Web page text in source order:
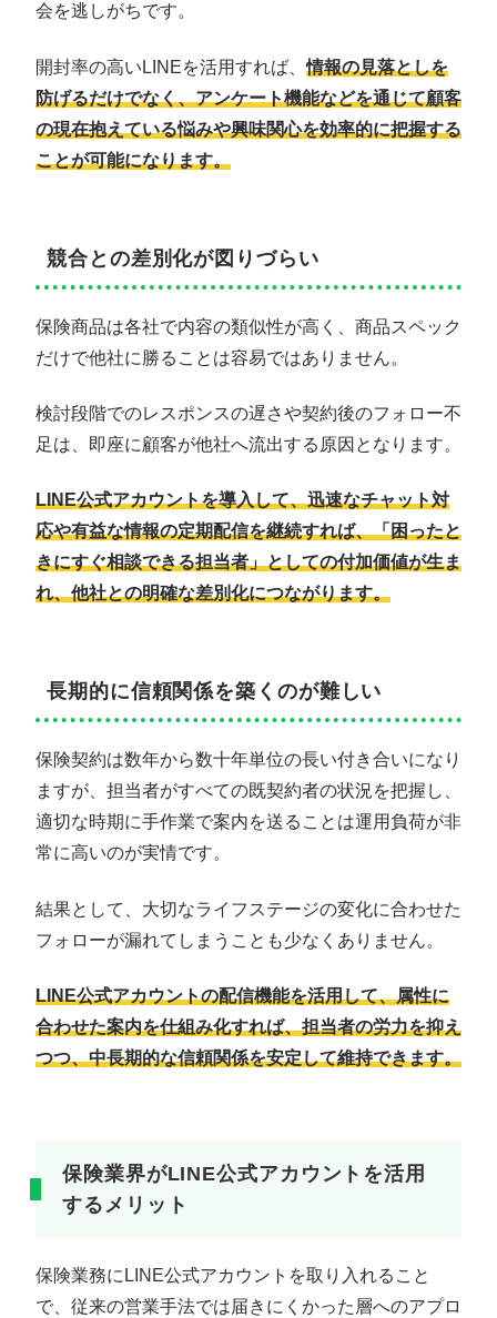
会を逃しがちです。
開封率の高いLINEを活用すれば、情報の見落としを
防げるだけでなく、アンケート機能などを通じて顧客
の現在抱えている悩みや興味関心を効率的に把握する
ことが可能になります。
競合との差別化が図りづらい
保険商品は各社で内容の類似性が高く、商品スペック
だけで他社に勝ることは容易ではありません。
検討段階でのレスポンスの遅さや契約後のフォロー不
足は、即座に顧客が他社へ流出する原因となります。
LINE公式アカウントを導入して、迅速なチャット対
応や有益な情報の定期配信を継続すれば、「困ったと
きにすぐ相談できる担当者」としての付加価値が生ま
れ、他社との明確な差別化につながります。
長期的に信頼関係を築くのが難しい
保険契約は数年から数十年単位の長い付き合いになり
ますが、担当者がすべての既契約者の状況を把握し、
適切な時期に手作業で案内を送ることは運用負荷が非
常に高いのが実情です。
結果として、大切なライフステージの変化に合わせた
フォローが漏れてしまうことも少なくありません。
LINE公式アカウントの配信機能を活用して、属性に
合わせた案内を仕組み化すれば、担当者の労力を抑え
つつ、中長期的な信頼関係を安定して維持できます。
保険業界がLINE公式アカウントを活用
するメリット
保険業務にLINE公式アカウントを取り入れること
で、従来の営業手法では届きにくかった層へのアプロ